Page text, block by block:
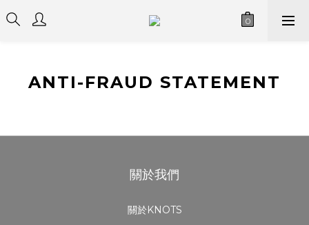
ANTI-FRAUD STATEMENT
關於我們
關於KNOTS